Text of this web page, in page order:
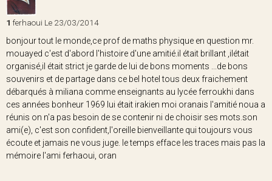
1 ferhaoui Le 23/03/2014
bonjour tout le monde,ce prof de maths physique en question mr.
mouayed c'est d'abord l'histoire d'une amitié.il était brillant ,ilétait
organisé,il était strict je garde de lui de bons moments ...de bons
souvenirs et de partage dans ce bel hotel tous deux fraichement
débarqués à miliana comme enseignants au lycée ferroukhi dans
ces années bonheur 1969 lui était irakien moi oranais l'amitié noua a
réunis on n'a pas besoin de se contenir ni de choisir ses mots.son
ami(e), c'est son confident,l'oreille bienveillante qui toujours vous
écoute et jamais ne vous juge. le temps efface les traces mais pas la
mémoire l'ami ferhaoui, oran